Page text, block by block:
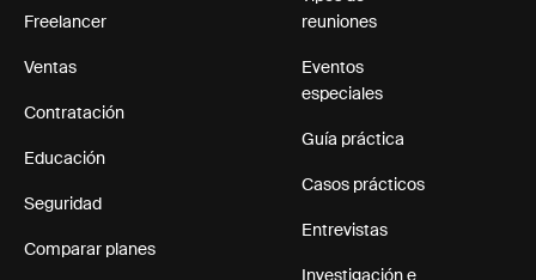
Freelancer
Ventas
Contratación
Educación
Seguridad
Comparar planes
reuniones
Eventos
especiales
Guía práctica
Casos prácticos
Entrevistas